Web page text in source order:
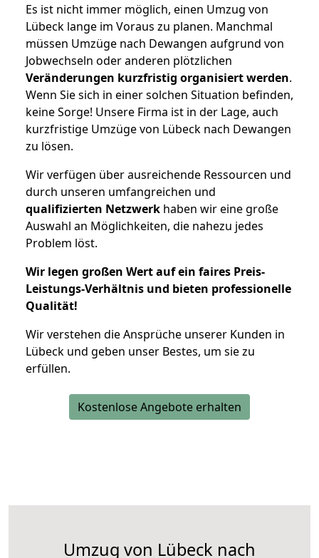
Es ist nicht immer möglich, einen Umzug von
Lübeck lange im Voraus zu planen. Manchmal
müssen Umzüge nach Dewangen aufgrund von
Jobwechseln oder anderen plötzlichen
Veränderungen kurzfristig organisiert werden.
Wenn Sie sich in einer solchen Situation befinden,
keine Sorge! Unsere Firma ist in der Lage, auch
kurzfristige Umzüge von Lübeck nach Dewangen
zu lösen.
Wir verfügen über ausreichende Ressourcen und
durch unseren umfangreichen und
qualifizierten Netzwerk haben wir eine große
Auswahl an Möglichkeiten, die nahezu jedes
Problem löst.
Wir legen großen Wert auf ein faires Preis-
Leistungs-Verhältnis und bieten professionelle
Qualität!
Wir verstehen die Ansprüche unserer Kunden in
Lübeck und geben unser Bestes, um sie zu
erfüllen.
Kostenlose Angebote erhalten
Umzug von Lübeck nach